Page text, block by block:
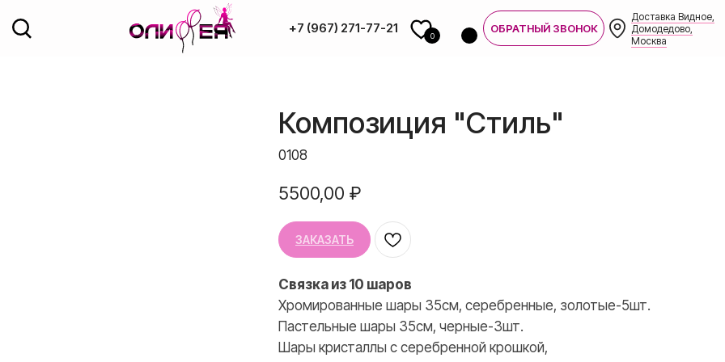
ОБРАТНЫЙ ЗВОНОК
+7 (967) 271-77-21 0
Доставка Видное,
Домодедово,
Москва
+7 (967) 271-77-21
Композиция "Стиль"
0108
5500,00 ₽
ЗАКАЗАТЬ
Связка из 10 шаров
Хромированные шары 35см, серебренные, золотые-5шт.
Пастельные шары 35см, черные-3шт.
Шары кристаллы с серебренной крошкой,